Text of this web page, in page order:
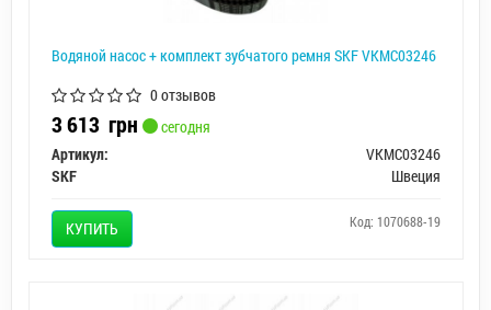
Водяной насос + комплект зубчатого ремня SKF VKMC03246
0 отзывов
3 613 грн
сегодня
Артикул:
VKMC03246
SKF
Швеция
КУПИТЬ Код: 1070688-19